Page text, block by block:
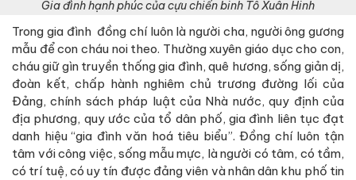
Gia đình hạnh phúc của cựu chiến binh Tô Xuân Hinh
Trong gia đình đồng chí luôn là người cha, người ông gương
mẫu để con cháu noi theo. Thường xuyên giáo dục cho con,
cháu giữ gìn truyền thống gia đình, quê hương, sống giản dị,
đoàn kết, chấp hành nghiêm chủ trương đường lối của
Đảng, chính sách pháp luật của Nhà nước, quy định của
địa phương, quy ước của tổ dân phố, gia đình liên tục đạt
danh hiệu “gia đình văn hoá tiêu biểu”. Đồng chí luôn tận
tâm với công việc, sống mẫu mực, là người có tâm, có tầm,
có trí tuệ, có uy tín được đảng viên và nhân dân khu phố tin